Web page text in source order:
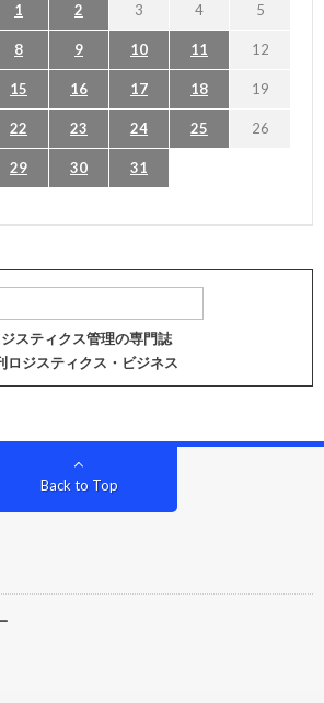
1 2 3 4 5
8 9 10 11 12
15 16 17 18 19
22 23 24 25 26
29 30
31
ジスティクス管理の専門誌
ロジスティクス・ビジネス
Back to Top